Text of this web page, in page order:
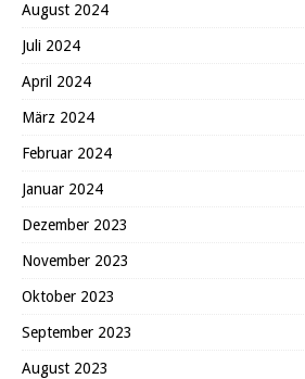
August 2024
Juli 2024
April 2024
März 2024
Februar 2024
Januar 2024
Dezember 2023
November 2023
Oktober 2023
September 2023
August 2023